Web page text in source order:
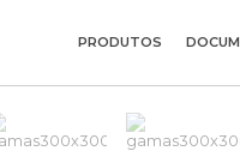
PRODUTOS